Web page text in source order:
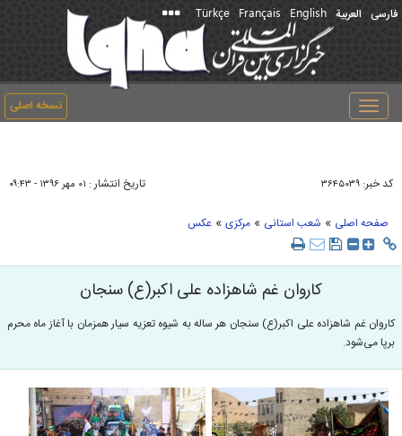
فارسی العربیة English
Français
Türkçe
نسخه اصلی
Toggle
navigation
کد خبر: ۳۶۴۵۰۳۹ تاریخ انتشار : ۰۱ مهر ۱۳۹۶ - ۰۹:۴۳
صفحه اصلی » شعب استانی » مرکزی » عکس
کاروان غم شاهزاده علی اکبر(ع) سنجان
کاروان غم شاهزاده علی اکبر(ع) سنجان هر ساله به شیوه تعزیه سیار همزمان با آغاز ماه محرم
برپا می‌شود.